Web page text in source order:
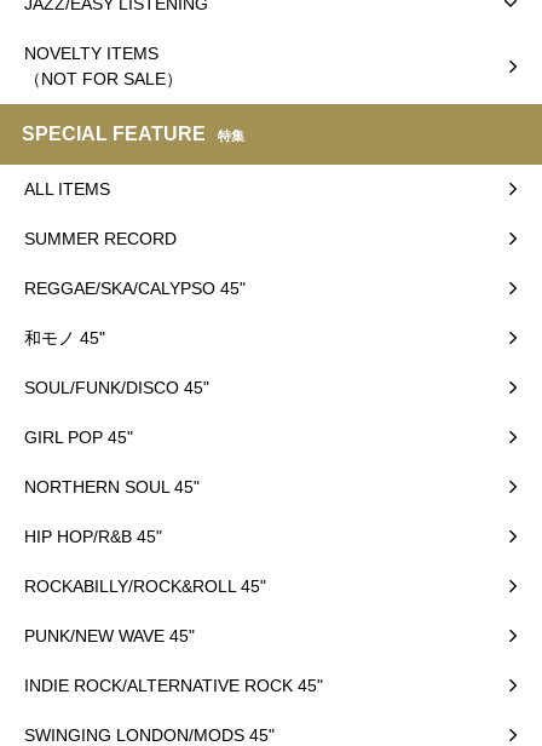
NOVELTY ITEMS
（NOT FOR SALE）
SPECIAL FEATURE 特集
ALL ITEMS
SUMMER RECORD
REGGAE/SKA/CALYPSO 45"
和モノ 45"
SOUL/FUNK/DISCO 45"
GIRL POP 45"
NORTHERN SOUL 45"
HIP HOP/R&B 45"
ROCKABILLY/ROCK&ROLL 45"
PUNK/NEW WAVE 45"
INDIE ROCK/ALTERNATIVE ROCK 45"
SWINGING LONDON/MODS 45"